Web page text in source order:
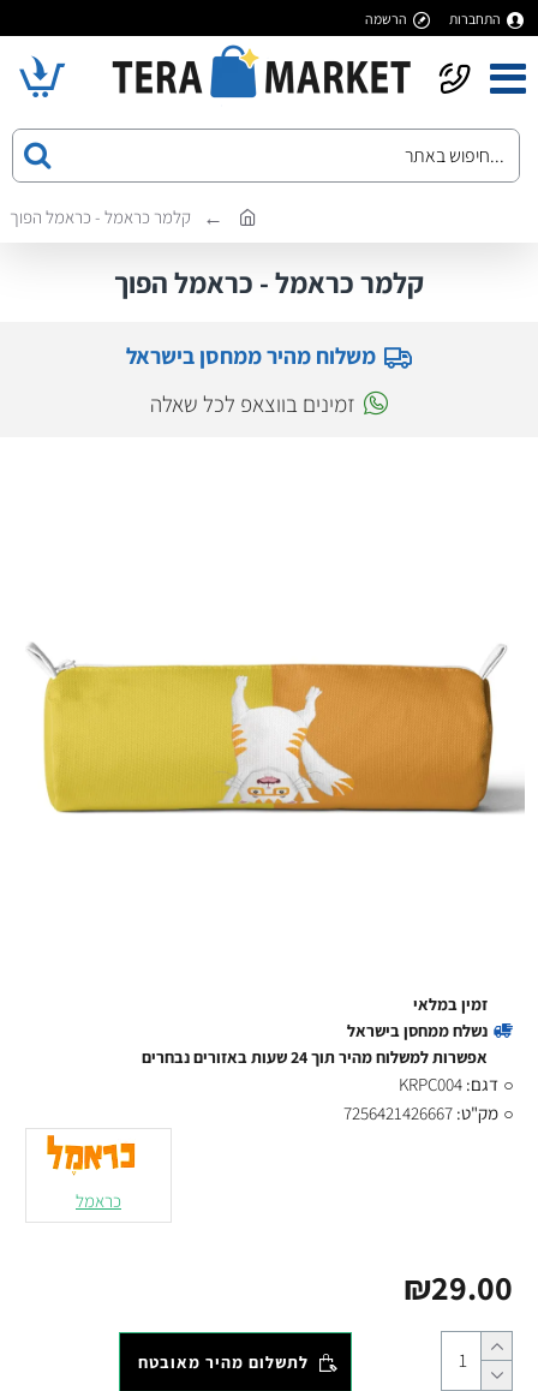
התחברות הרשמה
קלמר כראמל - כראמל הפוך
קלמר כראמל - כראמל הפוך
משלוח מהיר ממחסן בישראל
זמינים בווצאפ לכל שאלה
₪29.00
זמין במלאי
נשלח ממחסן בישראל
אפשרות למשלוח מהיר תוך 24 שעות באזורים נבחרים
דגם: KRPC004
מק"ט: 7256421426667
כראמל
לתשלום מהיר מאובטח